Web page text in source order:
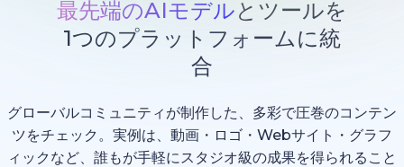
最先端のAIモデルとツールを
1つのプラットフォームに統
合
グローバルコミュニティが制作した、多彩で圧巻のコンテン
ツをチェック。実例は、動画・ロゴ・Webサイト・グラフ
ィックなど、誰もが手軽にスタジオ級の成果を得られること